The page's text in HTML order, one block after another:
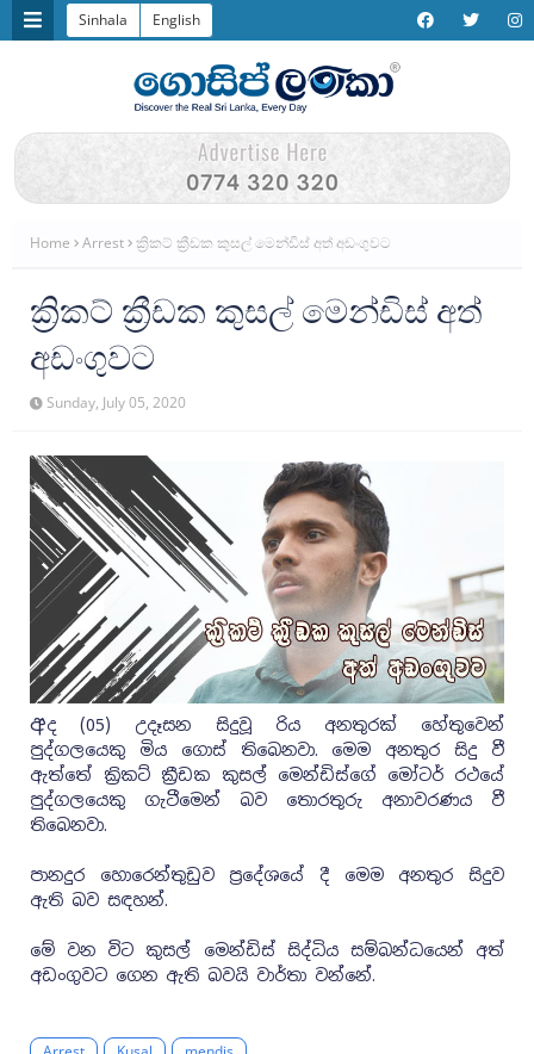
Sinhala English
Home Arrest ක්‍රිකට් ක්‍රීඩක කුසල් මෙන්ඩිස් අත් අඩංගුවට
ක්‍රිකට් ක්‍රීඩක කුසල් මෙන්ඩිස් අත්
අඩංගුවට
Sunday, July 05, 2020
අද (05) උදෑසන සිදුවූ රිය අනතුරක් හේතුවෙන්
පුද්ගලයෙකු මිය ගොස් තිබෙනවා. මෙම අනතුර සිදු වී
ඇත්තේ ක්‍රිකට් ක්‍රීඩක කුසල් මෙන්ඩිස්ගේ මෝටර් රථයේ
පුද්ගලයෙකු ගැටීමෙන් බව තොරතුරු අනාවරණය වී
තිබෙනවා.
පානදුර හොරෙන්තුඩුව ප්‍රදේශයේ දී මෙම අනතුර සිදුව
ඇති බව සඳහන්.
මේ වන විට කුසල් මෙන්ඩිස් සිද්ධිය සම්බන්ධයෙන් අත්
අඩංගුවට ගෙන ඇති බවයි වාර්තා වන්නේ.